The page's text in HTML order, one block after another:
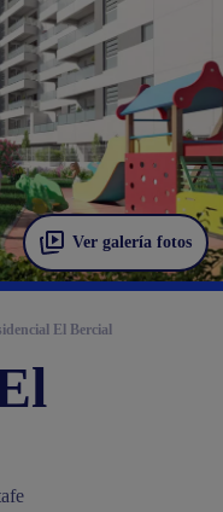
Ver galería fotos
El Bercial